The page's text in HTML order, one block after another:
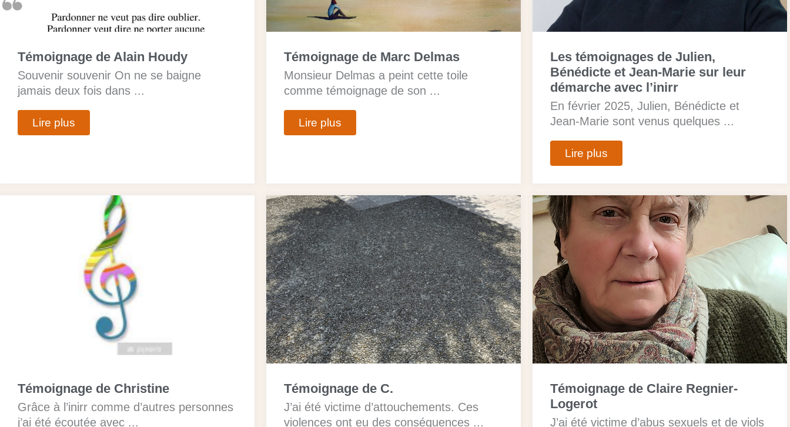
Témoignage de Alain Houdy
Souvenir souvenir On ne se baigne
jamais deux fois dans ...
Lire plus
Témoignage de Marc Delmas
Monsieur Delmas a peint cette toile
comme témoignage de son ...
Lire plus
Les témoignages de Julien,
Bénédicte et Jean-Marie sur leur
démarche avec l’inirr
En février 2025, Julien, Bénédicte et
Jean-Marie sont venus quelques ...
Lire plus
Témoignage de Christine
Grâce à l’inirr comme d’autres personnes
j’ai été écoutée avec ...
Témoignage de C.
J’ai été victime d’attouchements. Ces
violences ont eu des conséquences ...
Témoignage de Claire Regnier-
Logerot
J’ai été victime d’abus sexuels et de viols